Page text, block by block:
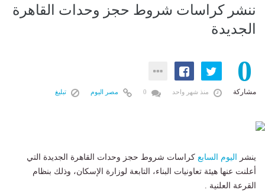
ننشر كراسات شروط حجز وحدات القاهرة
الجديدة
0
مشاركة منذ شهر واحد مصر اليوم تبليغ
ينشر اليوم السابع كراسات شروط حجز وحدات القاهرة الجديدة التي
أعلنت عنها هيئة تعاونيات البناء، التابعة لوزارة الإسكان، وذلك بنظام
القرعة العلنية .